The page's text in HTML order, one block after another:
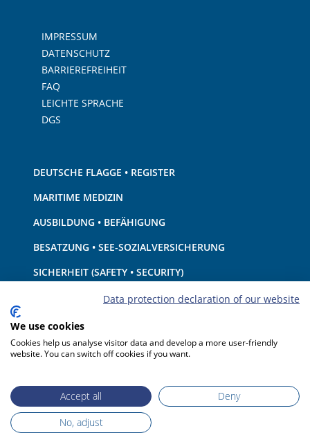
IMPRESSUM
DATENSCHUTZ
BARRIEREFREIHEIT
FAQ
LEICHTE SPRACHE
DGS
DEUTSCHE FLAGGE • REGISTER
MARITIME MEDIZIN
AUSBILDUNG • BEFÄHIGUNG
BESATZUNG • SEE-SOZIALVERSICHERUNG
SICHERHEIT (SAFETY • SECURITY)
SCHIFF • AUSRÜSTUNG
UMWELTSCHUTZ • KLIMA
HAFTUNG • FINANZEN
Data protection declaration of our website
We use cookies
Cookies help us analyse visitor data and develop a more user-friendly
website. You can switch off cookies if you want.
Accept all
Deny
No, adjust